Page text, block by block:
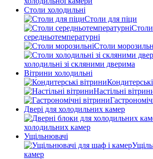
Столи холодильні
Столи для піци
Столи
середньотемпературні
Столи
холодильні зі скляними дверима
Вітрини холодильні
Настільні
Двері для холодильних камер
холодильних камер
Ущільнювачі
камер